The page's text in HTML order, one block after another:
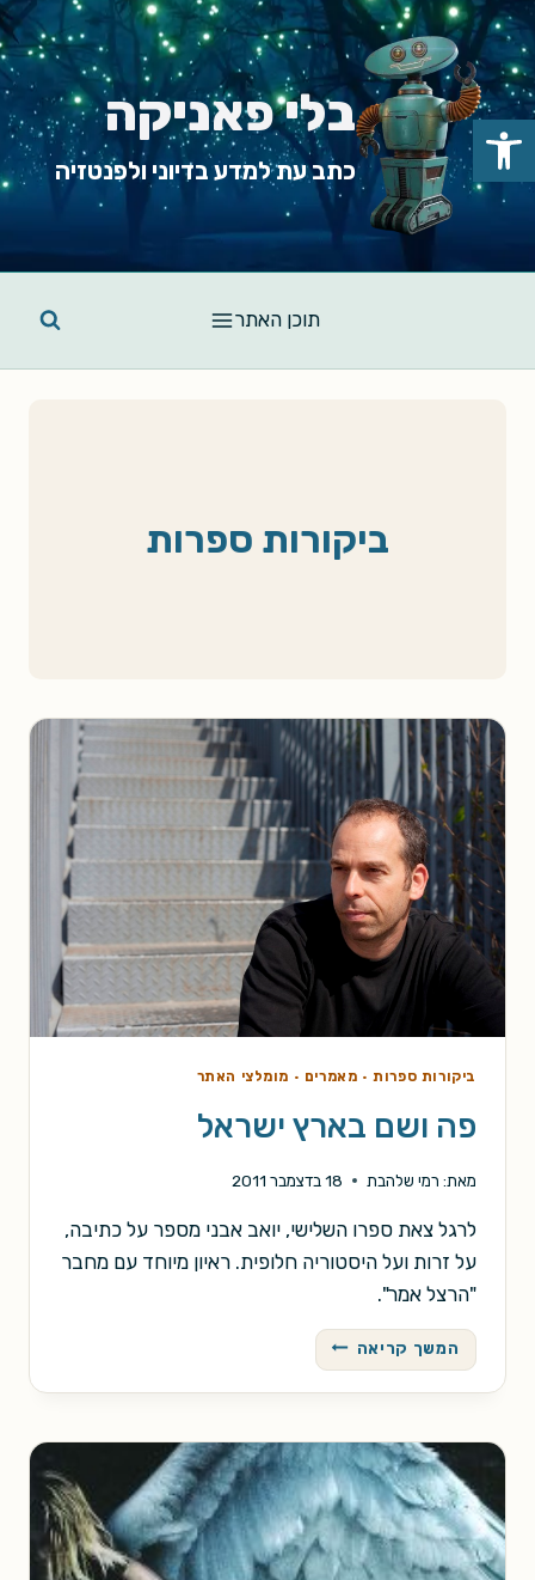
Skip
to
content
בלי פאניקה
כתב עת למדע בדיוני ולפנטזיה
תוכן האתר
ביקורות ספרות
ביקורות ספרות· מאמרים · מומלצי האתר
פה ושם בארץ ישראל
מאת: רמי שלהבת 18 בדצמבר 2011
לרגל צאת ספרו השלישי, יואב אבני מספר על כתיבה,
על זרות ועל היסטוריה חלופית. ראיון מיוחד עם מחבר
"הרצל אמר".
המשך קריאה פה
ושם
בארץ
פתח סרגל נגישות